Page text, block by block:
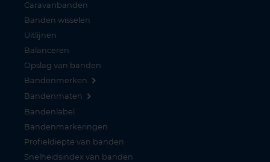
Caravanbanden
Banden wisselen
Uitlijnen
Balanceren
Opslag van banden
Bandenmerken
Bandenmaten
Bandenlabel
Bandenmarkeringen
Profieldiepte van banden
Snelheidsindex van banden